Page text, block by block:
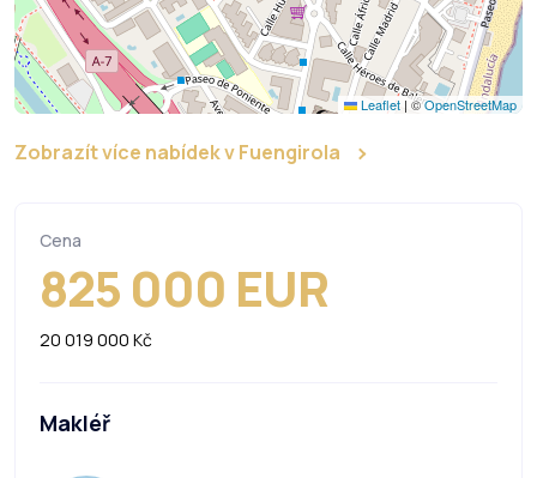
Leaflet |©OpenStreetMap
Zobrazít více nabídek v Fuengirola
Cena
825 000 EUR
20 019 000 Kč
Makléř